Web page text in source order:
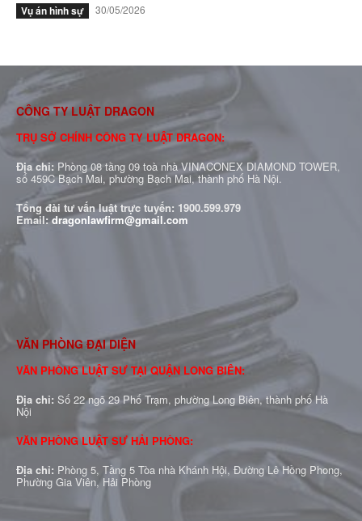
Vụ án hình sự 30/05/2026
CÔNG TY LUẬT DRAGON
TRỤ SỞ CHÍNH CÔNG TY LUẬT DRAGON:
Địa chỉ: Phòng 08 tầng 09 toà nhà VINACONEX DIAMOND TOWER,
số 459C Bạch Mai, phường Bạch Mai, thành phố Hà Nội.
Tổng đài tư vấn luật trực tuyến: 1900.599.979
Email:dragonlawfirm@gmail.com
VĂN PHÒNG ĐẠI DIỆN
VĂN PHÒNG LUẬT SƯ TẠI QUẬN LONG BIÊN:
Địa chỉ: Số 22 ngõ 29 Phố Trạm, phường Long Biên, thành phố Hà
Nội
VĂN PHÒNG LUẬT SƯ HẢI PHÒNG:
Địa chỉ: Phòng 5, Tầng 5 Tòa nhà Khánh Hội, Đường Lê Hồng Phong,
Phường Gia Viên, Hải Phòng